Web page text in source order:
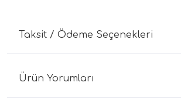
Taksit / Ödeme Seçenekleri
Ürün Yorumları